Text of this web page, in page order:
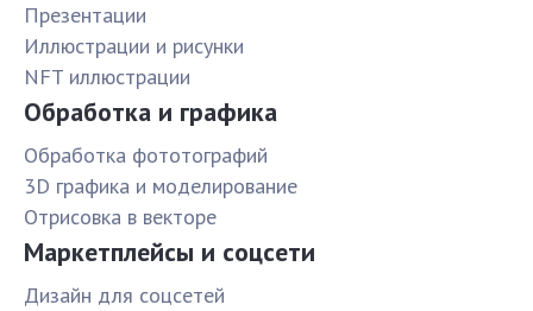
Презентации
Иллюстрации и рисунки
NFT иллюстрации
Обработка и графика
Обработка фототографий
3D графика и моделирование
Отрисовка в векторе
Маркетплейсы и соцсети
Дизайн для соцсетей